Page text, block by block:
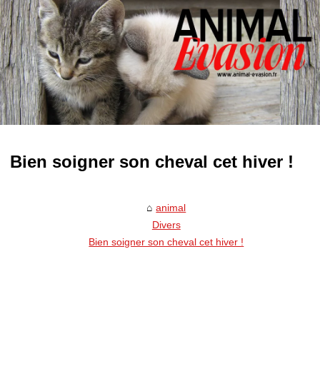
Bien soigner son cheval cet hiver !
animal
Divers
Bien soigner son cheval cet hiver !